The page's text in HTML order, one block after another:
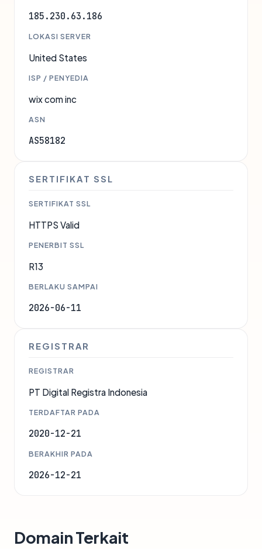
185.230.63.186
LOKASI SERVER
United States
ISP / PENYEDIA
wix com inc
ASN
AS58182
SERTIFIKAT SSL
SERTIFIKAT SSL
HTTPS Valid
PENERBIT SSL
R13
BERLAKU SAMPAI
2026-06-11
REGISTRAR
REGISTRAR
PT Digital Registra Indonesia
TERDAFTAR PADA
2020-12-21
BERAKHIR PADA
2026-12-21
Domain Terkait